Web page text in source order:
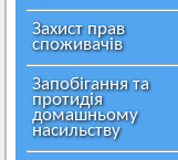
Захист прав
споживачів
Запобігання та
протидія
домашньому
насильству